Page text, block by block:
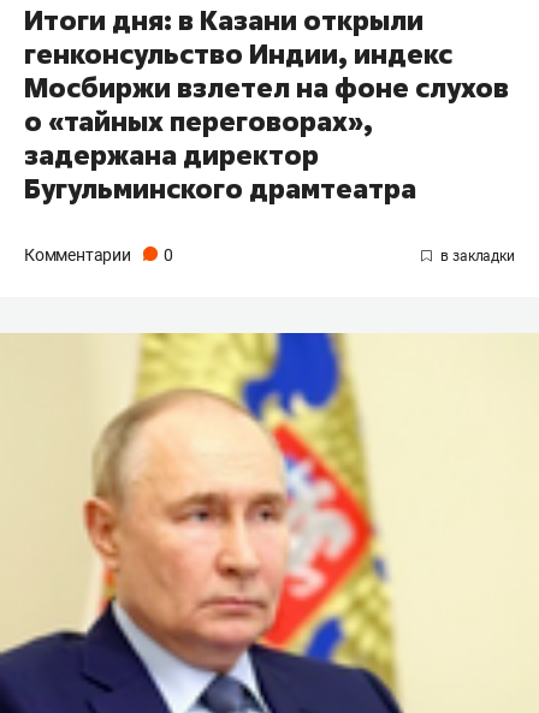
Итоги дня: в Казани открыли
генконсульство Индии, индекс
Мосбиржи взлетел на фоне слухов
о «тайных переговорах»,
задержана директор
Бугульминского драмтеатра
Комментарии 0